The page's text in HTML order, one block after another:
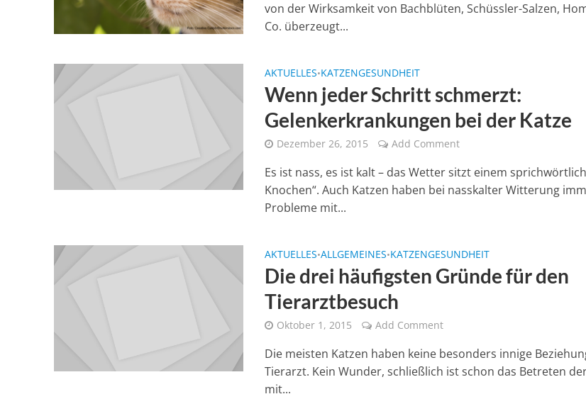
von der Wirksamkeit von Bachblüten, Schüssler-Salzen,
Co. überzeugt...
AKTUELLES•KATZENGESUNDHEIT
Wenn jeder Schritt schmerzt:
Gelenkerkrankungen bei der Katze
Dezember 26, 2015 Add Comment
Es ist nass, es ist kalt – das Wetter sitzt einem
Knochen“. Auch Katzen haben bei nasskalter Witterung
Probleme mit...
AKTUELLES•ALLGEMEINES•KATZENGESUNDHEIT
Die drei häufigsten Gründe für den
Tierarztbesuch
Oktober 1, 2015 Add Comment
Die meisten Katzen haben keine besonders innige
Tierarzt. Kein Wunder, schließlich ist schon das Betreten
mit...